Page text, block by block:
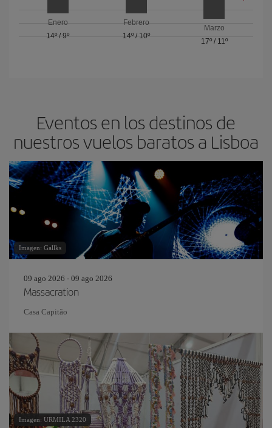
Enero
14º /9º
Febrero
14º/ 10º
Marzo
17º/ 11º
Eventos en los destinos de
nuestros vuelos baratos a Lisboa
Imagen: Gallks
09 ago 2026 - 09 ago 2026
Massacration
Casa Capitão
Imagen: URMILA 2320